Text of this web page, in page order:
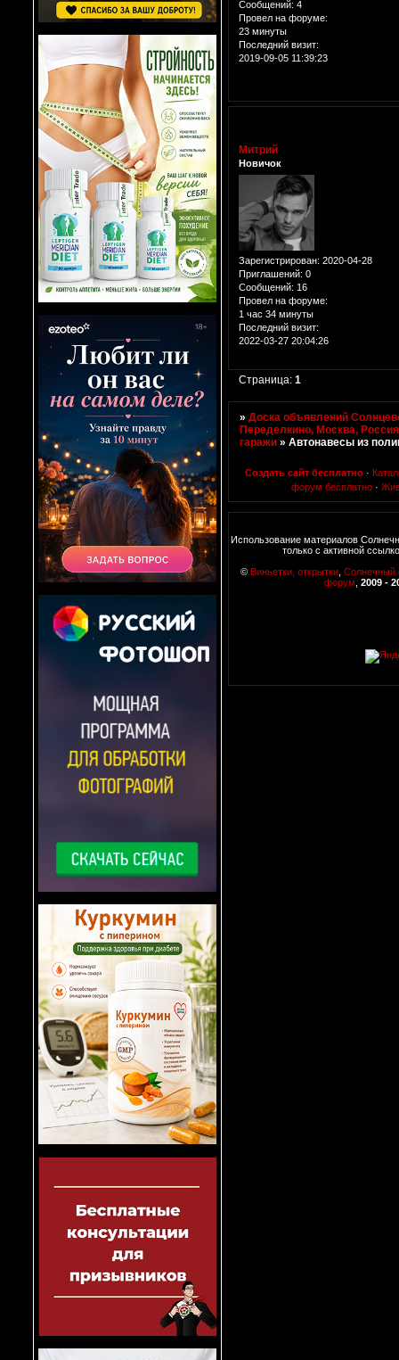
Сообщений: 4
Провел на форуме:
23 минуты
Последний визит:
2019-09-05 11:39:23
Митрий
Новичок
Зарегистрирован: 2020-04-28
Приглашений: 0
Сообщений: 16
Провел на форуме:
1 час 34 минуты
Последний визит:
2022-03-27 20:04:26
Страница:1
»Доска объявлений
Переделкино, Москва, Россия
гаражи »Автонавесы из
Создать сайт бесплатно ·
форум бесплатно ·
Использование материалов
только с активной
© Виньетки, открытки, Солнечный
форум, 2009 -